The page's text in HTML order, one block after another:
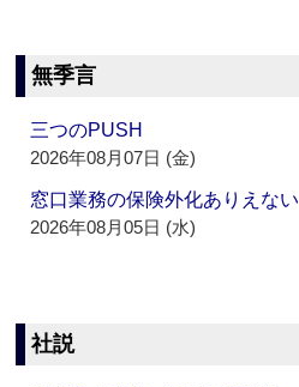
無季言
三つのPUSH
2026年08月07日 (金)
窓口業務の保険外化ありえない
2026年08月05日 (水)
社説